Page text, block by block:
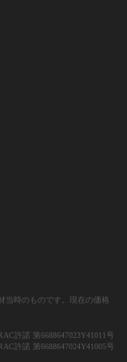
当時のものです。現在の価格
許諾 第6688647023Y41011号
許諾 第6688647024Y41005号